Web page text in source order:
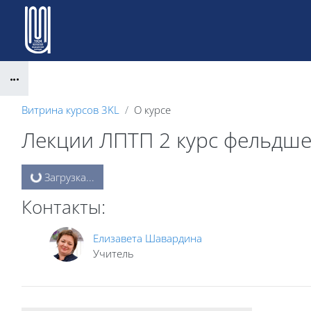
Перейти к основному содержанию
Блоки
Витрина курсов 3KL О курсе
Лекции ЛПТП 2 курс
Блоки
Загрузка...
Контакты:
Елизавета Шавардина
Учитель